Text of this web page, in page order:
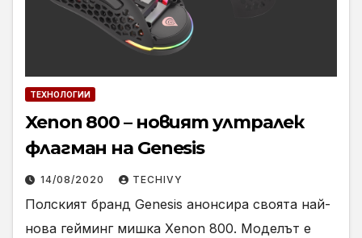
ТЕХНОЛОГИИ
Xenon 800 – новият ултралек
флагман на Genesis
14/08/2020 TECHIVY
Полският бранд Genesis анонсира своята най-
нова гейминг мишка Xenon 800. Моделът е